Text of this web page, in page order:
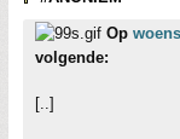
Op
volgende:
[..]